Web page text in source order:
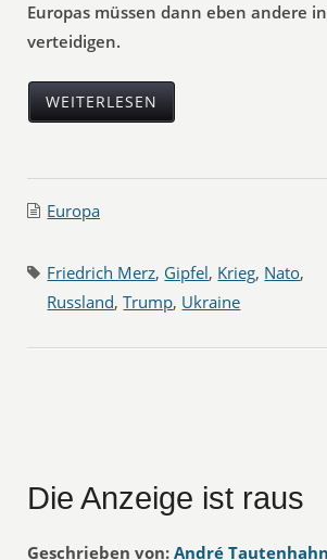
Europas müssen dann eben andere
verteidigen.
WEITERLESEN
Europa
Friedrich Merz, Gipfel, Krieg, Nato,
Russland,Trump, Ukraine
Die Anzeige ist raus
Geschrieben von: André Tautenhahn